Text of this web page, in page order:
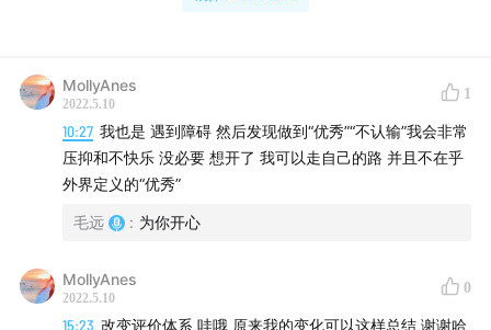
和尊敬的人一起工作，钻研业务实际运转的本质，购买优
秀的好资产，阅读、思考并实践正确的道理，不断内化让
自我成长。
而外在的价值，会随时间慢慢投射展现。
水到渠成，好过意外之喜。
【本集传送门】
MollyAnes
2022.5.10
1
10:27 我也是 遇到障碍 然后发现做到“优秀”“不认输”我会非常
压抑和不快乐 没必要 想开了 我可以走自己的路 并且不在乎
外界定义的“优秀”
毛远 : 为你开心
MollyAnes
2022.5.10
0
15:23 改变评价体系 哇哦 原来我的变化可以这样总结 谢谢哈